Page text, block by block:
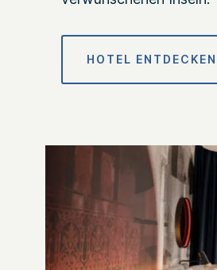
HOTEL ENTDECKEN